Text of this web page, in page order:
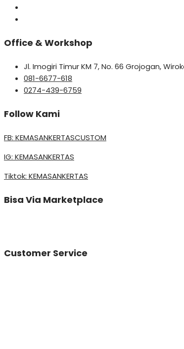
Office & Workshop
Jl. Imogiri Timur KM 7, No. 66 Grojogan,
081-6677-618
0274-439-6759
Follow Kami
FB: KEMASANKERTASCUSTOM
IG: KEMASANKERTAS
Tiktok: KEMASANKERTAS
Bisa Via Marketplace
Customer Service